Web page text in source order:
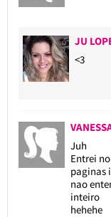
JU
<3
Juh
Entrei
paginas
nao
inteiro
hehehe